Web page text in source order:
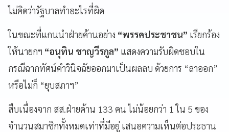
ไม่คิดว่ารัฐบาลทำอะไรที่ผิด
ในขณะที่แกนนำฝ่ายค้านอย่าง “พรรคประชาชน” เรียกร้อง
ให้นายกฯ “อนุทิน ชาญวีรกูล” แสดงความรับผิดชอบใน
กรณีฉากทัศน์คำวินิจฉัยออกมาเป็นผลลบ ด้วยการ “ลาออก”
หรือไม่ก็ “ยุบสภาฯ”
สืบเนื่องจาก สส.ฝ่ายค้าน 133 คน ไม่น้อยกว่า 1 ใน 5 ของ
จำนวนสมาชิกทั้งหมดเท่าที่มีอยู่ เสนอความเห็นต่อประธาน